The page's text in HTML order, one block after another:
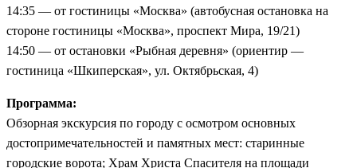
14:35 — от гостиницы «Москва» (автобусная остановка на
стороне гостиницы «Москва», проспект Мира, 19/21)
14:50 — от остановки «Рыбная деревня» (ориентир —
гостиница «Шкиперская», ул. Октябрьская, 4)
Программа:
Обзорная экскурсия по городу с осмотром основных
достопримечательностей и памятных мест: старинные
городские ворота; Храм Христа Спасителя на площади